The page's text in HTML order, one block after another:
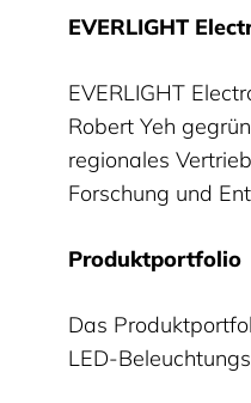
Everlight
EVERLIGHT
EVERLIGHT
Robert Yeh
regionales
Forschung und
Produktportfolio
Das
LED-